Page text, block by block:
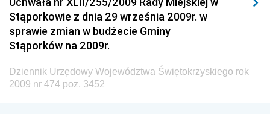
Dziennik Urzędowy Ministra Infrastruktury i Rozwoju
Dziennik Urzędowy Głównego Inspektoratu Ochrony
Środowiska
Środowiska
Stąporkowie z dnia 29 września 2009r. w
sprawie zmian w budżecie Gminy
Stąporków na 2009r.
Dziennik Urzędowy Województwa Świętokrzyskiego rok
2009 nr 474 poz. 3452